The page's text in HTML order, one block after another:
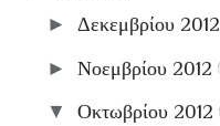
► Δεκεμβρίου 2012
► Νοεμβρίου 2012
▼ Οκτωβρίου 2012